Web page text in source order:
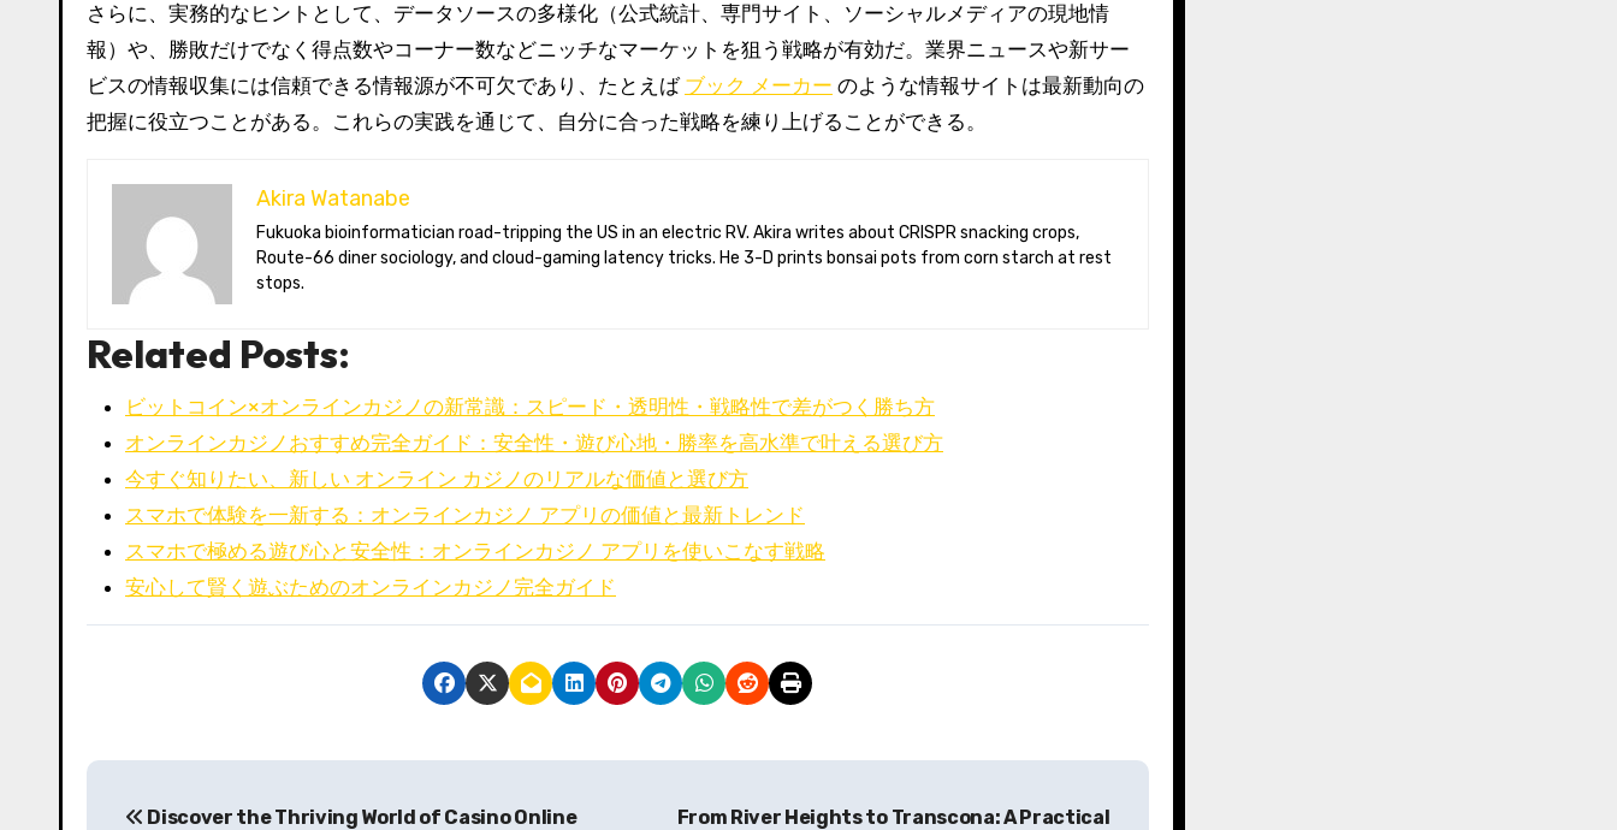
さらに、実務的なヒントとして、データソースの多様化（公式統計、専門サイト、ソーシャルメディアの現地情
報）や、勝敗だけでなく得点数やコーナー数などニッチなマーケットを狙う戦略が有効だ。業界ニュースや新サー
ビスの情報収集には信頼できる情報源が不可欠であり、たとえば ブック メーカー のような情報サイトは最新動向の
把握に役立つことがある。これらの実践を通じて、自分に合った戦略を練り上げることができる。
Akira Watanabe
Fukuoka bioinformatician road-tripping the US in an electric RV. Akira writes about CRISPR snacking crops,
Route-66 diner sociology, and cloud-gaming latency tricks. He 3-D prints bonsai pots from corn starch at rest
stops.
Related Posts:
ビットコイン×オンラインカジノの新常識：スピード・透明性・戦略性で差がつく勝ち方
オンラインカジノおすすめ完全ガイド：安全性・遊び心地・勝率を高水準で叶える選び方
今すぐ知りたい、新しい オンライン カジノのリアルな価値と選び方
スマホで体験を一新する：オンラインカジノ アプリの価値と最新トレンド
スマホで極める遊び心と安全性：オンラインカジノ アプリを使いこなす戦略
安心して賢く遊ぶためのオンラインカジノ完全ガイド
P
Discover the Thriving World of Casino Online
From River Heights to Transcona: A Practical